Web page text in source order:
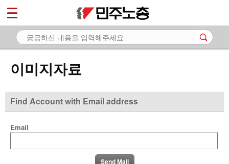
이미지자료
Find Account with Email address
Email
마이페이지
소개
노동상담
자료